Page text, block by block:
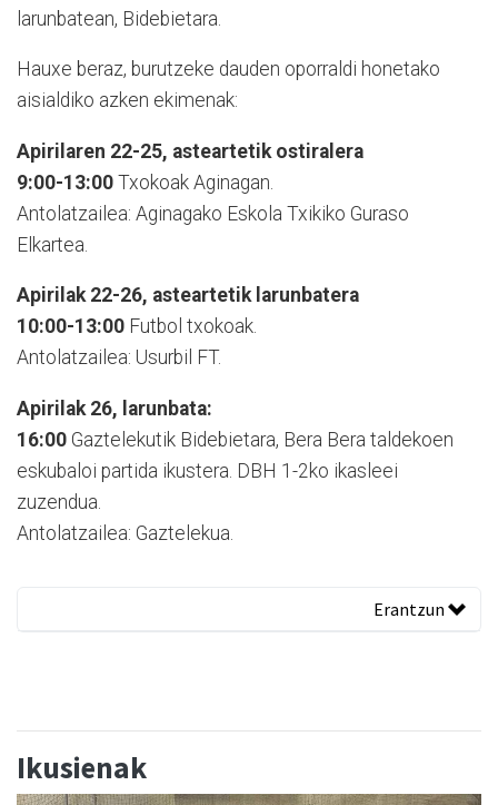
larunbatean, Bidebietara.
Hauxe beraz, burutzeke dauden oporraldi honetako
aisialdiko azken ekimenak:
Apirilaren 22-25, asteartetik ostiralera
9:00-13:00 Txokoak Aginagan.
Antolatzailea: Aginagako Eskola Txikiko Guraso
Elkartea.
Apirilak 22-26, asteartetik larunbatera
10:00-13:00 Futbol txokoak.
Antolatzailea: Usurbil FT.
Apirilak 26, larunbata:
16:00 Gaztelekutik Bidebietara, Bera Bera taldekoen
eskubaloi partida ikustera. DBH 1-2ko ikasleei
zuzendua.
Antolatzailea: Gaztelekua.
Erantzun
Ikusienak